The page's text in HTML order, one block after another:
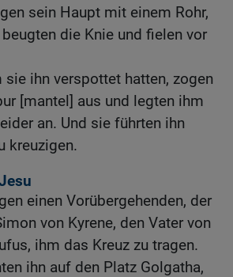
sein Haupt mit einem Rohr,
die Knie und fielen vor
sie ihn verspottet hatten, zogen
[mantel] aus und legten ihm
an. Und sie führten ihn
kreuzigen.
einen Vorübergehenden, der
von Kyrene, den Vater von
ihm das Kreuz zu tragen.
ihn auf den Platz Golgatha,